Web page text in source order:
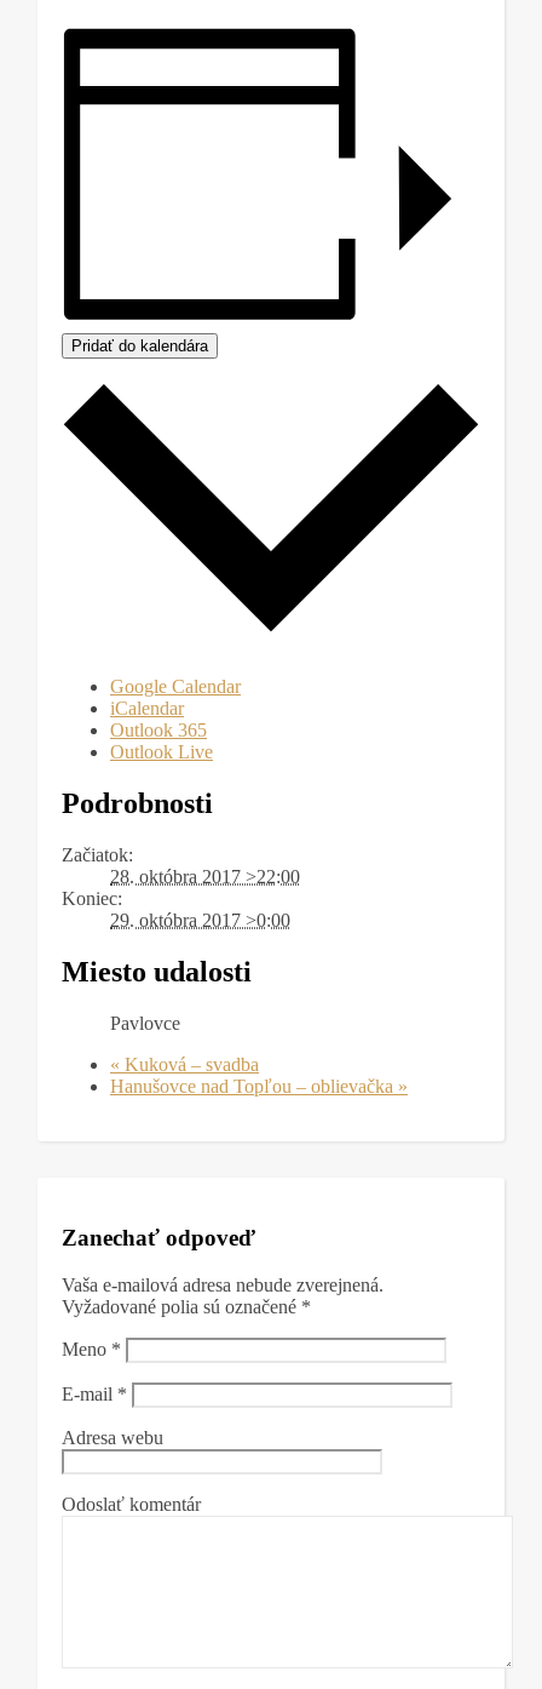
Pridať do kalendára
Google Calendar
iCalendar
Outlook 365
Outlook Live
Podrobnosti
Začiatok:
28. októbra 2017 >22:00
Koniec:
29. októbra 2017 >0:00
Miesto udalosti
Pavlovce
« Kuková – svadba
Hanušovce nad Topľou – oblievačka »
Zanechať odpoveď
Vaša e-mailová adresa nebude zverejnená.
Vyžadované polia sú označené *
Meno *
E-mail *
Adresa webu
Odoslať komentár